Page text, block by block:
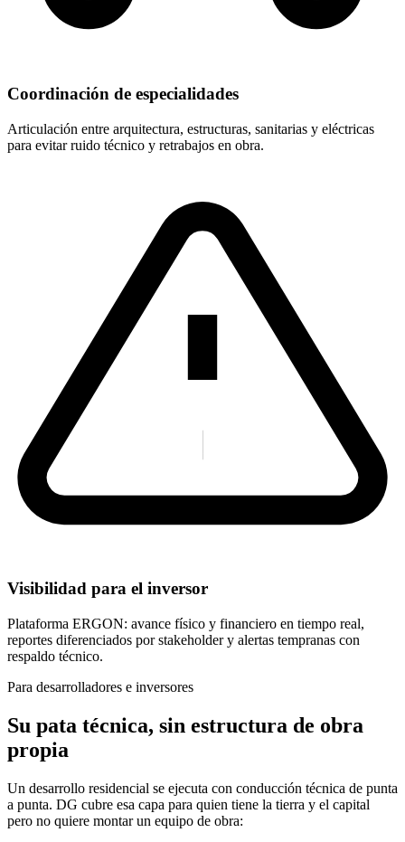
Coordinación de especialidades
Articulación entre arquitectura, estructuras, sanitarias y eléctricas
para evitar ruido técnico y retrabajos en obra.
Visibilidad para el inversor
Plataforma ERGON: avance físico y financiero en tiempo real,
reportes diferenciados por stakeholder y alertas tempranas con
respaldo técnico.
Para desarrolladores e inversores
Su pata técnica, sin estructura de obra
propia
Un desarrollo residencial se ejecuta con conducción técnica de punta
a punta. DG cubre esa capa para quien tiene la tierra y el capital
pero no quiere montar un equipo de obra: